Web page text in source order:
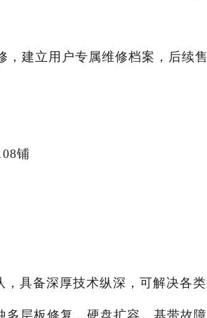
立用户专属维修档案，后续售
铺
具备深厚技术纵深，可解决各类
层板修复、硬盘扩容、基带故